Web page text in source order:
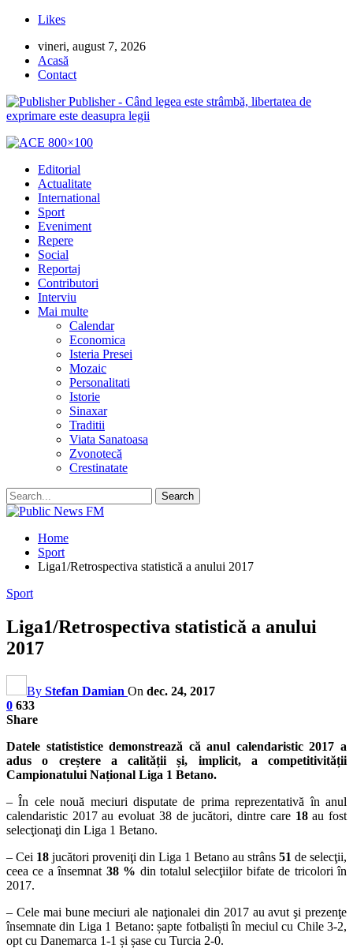
Likes
vineri, august 7, 2026
Acasă
Contact
Publisher - Când legea este strâmbă, libertatea de
exprimare este deasupra legii
Editorial
Actualitate
International
Sport
Eveniment
Repere
Social
Reportaj
Contributori
Interviu
Mai multe
Calendar
Economica
Isteria Presei
Mozaic
Personalitati
Istorie
Sinaxar
Traditii
Viata Sanatoasa
Zvonotecă
Crestinatate
Home
Sport
Liga1/Retrospectiva statistică a anului 2017
Sport
Liga1/Retrospectiva statistică a anului
2017
By Stefan Damian On dec. 24, 2017
0 633
Share
Datele statististice demonstrează că anul calendaristic 2017 a
adus o creștere a calității și, implicit, a competitivității
Campionatului Național Liga 1 Betano.
– În cele nouă meciuri disputate de prima reprezentativă în anul
calendaristic 2017 au evoluat 38 de jucători, dintre care 18au fost
selecţionaţi din Liga 1 Betano.
– Cei 18 jucători proveniţi din Liga 1 Betano au strâns 51 de selecţii,
ceea ce a însemnat 38 % din totalul selecţiilor bifate de tricolori în
2017.
– Cele mai bune meciuri ale naţionalei din 2017 au avut şi prezenţe
însemnate din Liga 1 Betano: șapte fotbaliști în meciul cu Chile 3-2,
opt cu Danemarca 1-1 și șase cu Turcia 2-0.